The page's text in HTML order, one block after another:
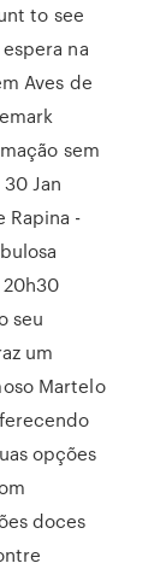
to see
na
Aves de
sem
Jan
Rapina -
seu
um
Martelo
opções
doces